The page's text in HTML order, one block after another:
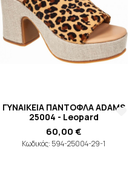
ΓΥΝΑΙΚΕΙA ΠΑΝΤΟΦΛA ADAMS
25004 - Leopard
60,00 €
Κωδικός: 594-25004-29-1